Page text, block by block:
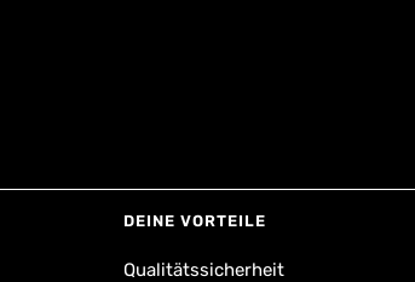
DEINE VORTEILE
Qualitätssicherheit